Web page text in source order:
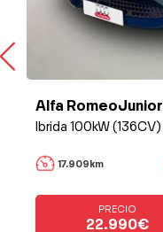
Alfa RomeoJunior
Ibrida 100kW (136CV)
17.909km
PRECIO
22.990€